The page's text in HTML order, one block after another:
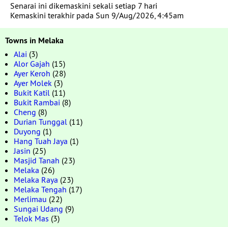
Senarai ini dikemaskini sekali setiap 7 hari
Kemaskini terakhir pada Sun 9/Aug/2026, 4:45am
Towns in Melaka
Alai (3)
Alor Gajah (15)
Ayer Keroh (28)
Ayer Molek (3)
Bukit Katil (11)
Bukit Rambai (8)
Cheng (8)
Durian Tunggal (11)
Duyong (1)
Hang Tuah Jaya (1)
Jasin (25)
Masjid Tanah (23)
Melaka (26)
Melaka Raya (23)
Melaka Tengah (17)
Merlimau (22)
Sungai Udang (9)
Telok Mas (3)